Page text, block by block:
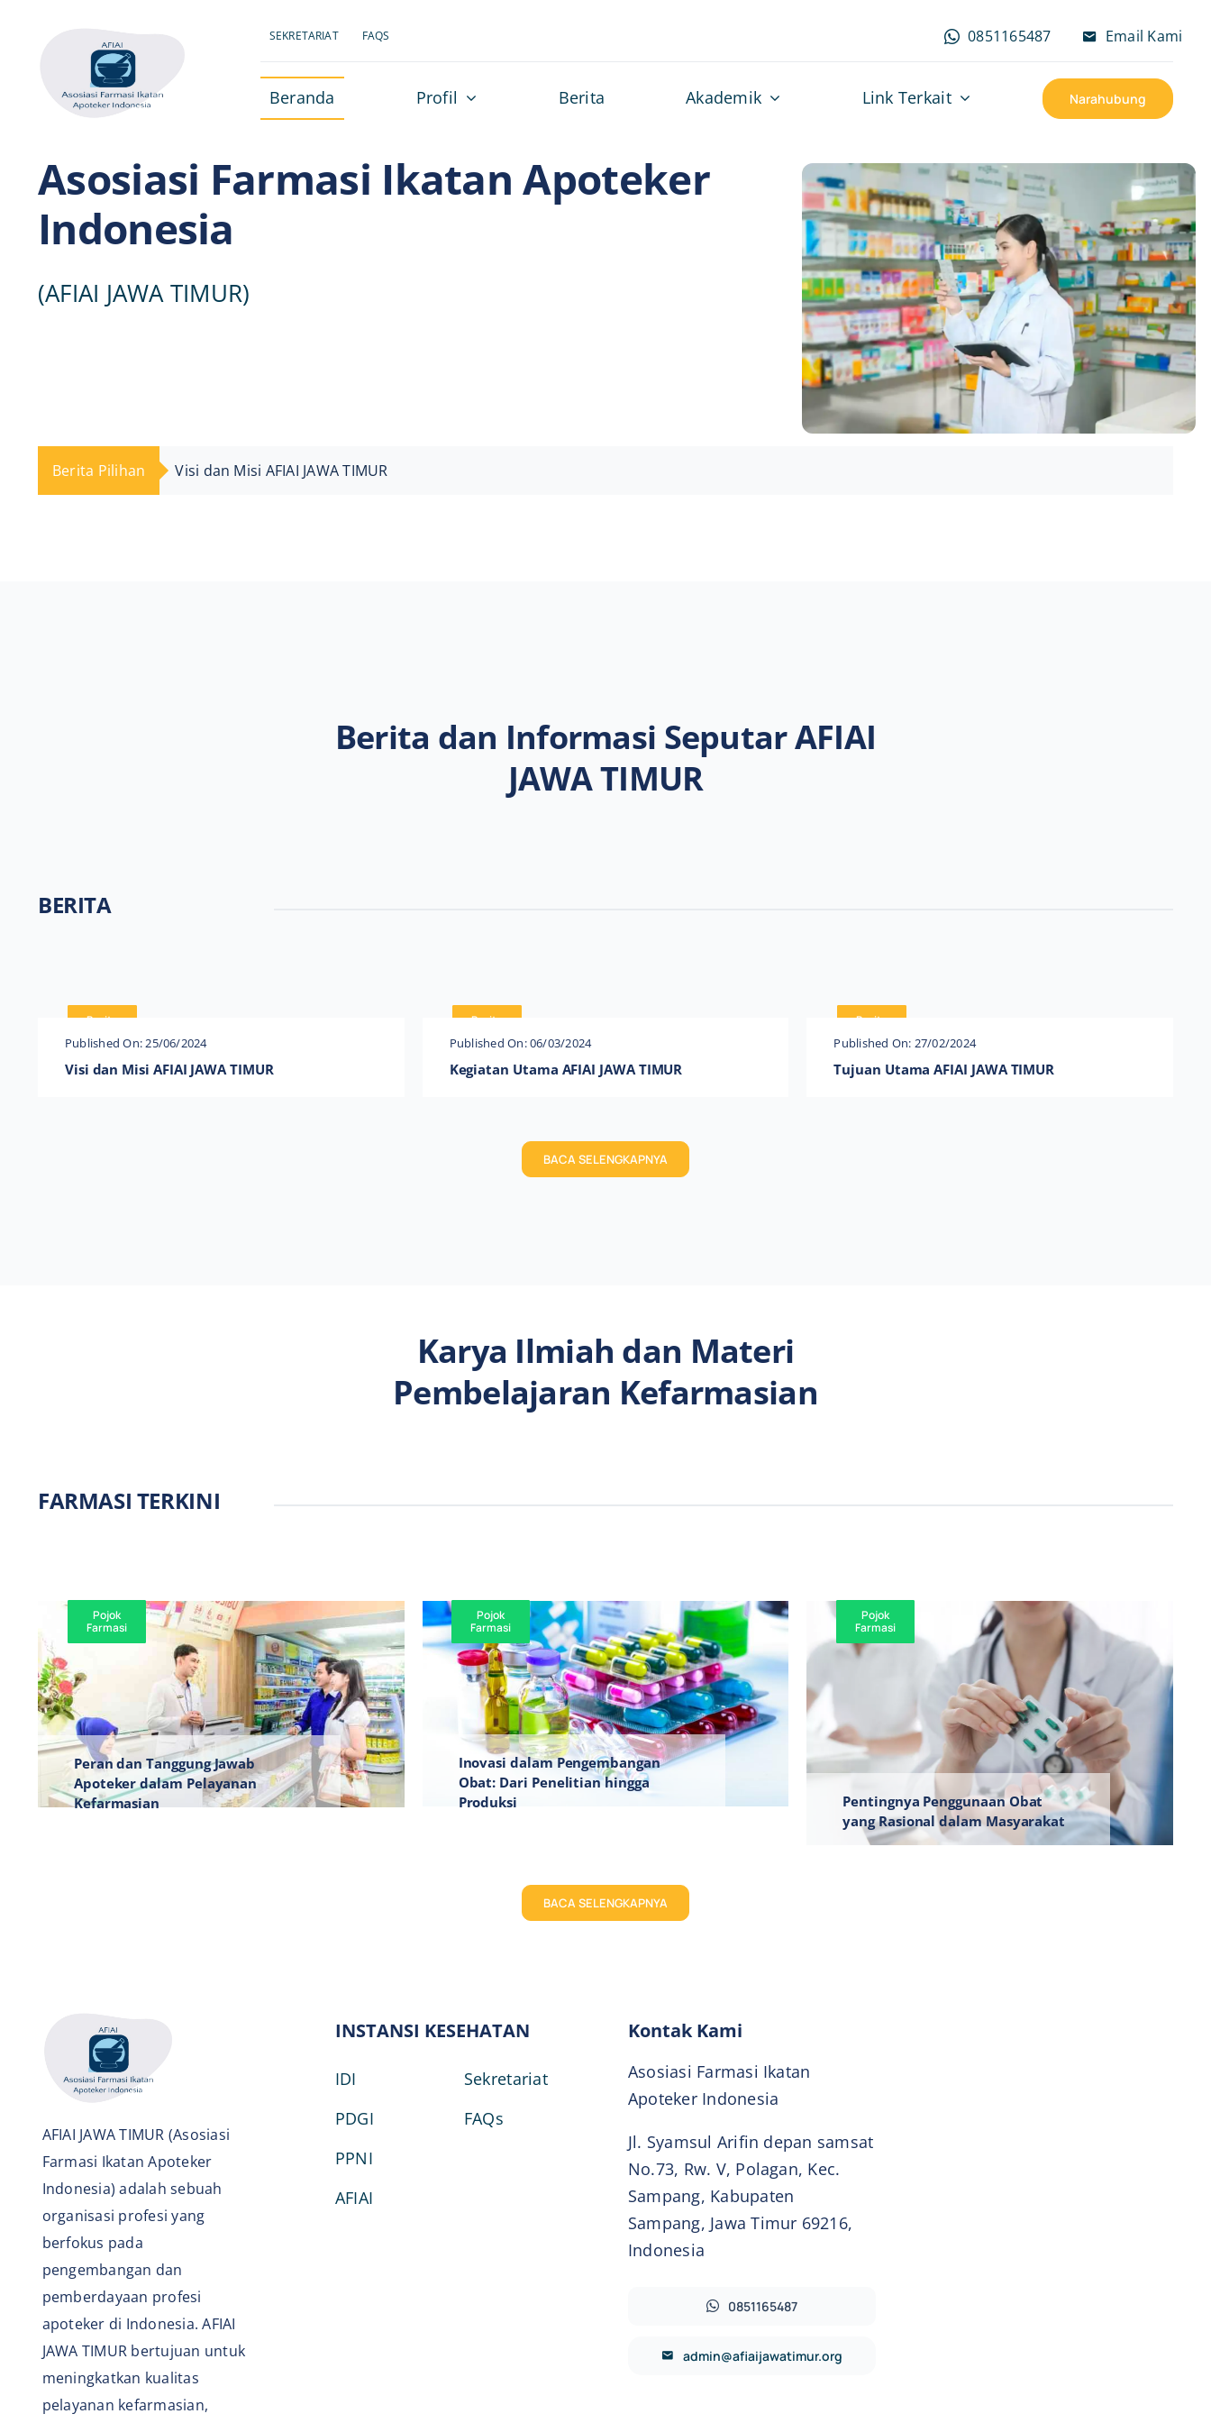
SEKRETARIAT FAQS 0851165487 Email Kami
Beranda Profil Berita Akademik Link Terkait Narahubung
Asosiasi Farmasi Ikatan Apoteker
Indonesia
(AFIAI JAWA TIMUR)
Berita Pilihan Kegiatan Utama AFIAI JAWA TIMUR

Berita dan Informasi Seputar AFIAI
JAWA TIMUR
BERITA
Berita
Published On: 25/06/2024
Visi dan Misi AFIAI JAWA TIMUR
Berita
Published On: 06/03/2024
Kegiatan Utama AFIAI JAWA TIMUR
Berita
Published On: 27/02/2024
Tujuan Utama AFIAI JAWA TIMUR
BACA SELENGKAPNYA
Karya Ilmiah dan Materi
Pembelajaran Kefarmasian
FARMASI TERKINI
Pojok
Farmasi
Peran dan Tanggung Jawab
Apoteker dalam Pelayanan
Kefarmasian
Pojok
Farmasi
Inovasi dalam Pengembangan
Obat: Dari Penelitian hingga
Produksi
Pojok
Farmasi
Pentingnya Penggunaan Obat
yang Rasional dalam Masyarakat
BACA SELENGKAPNYA
AFIAI JAWA TIMUR (Asosiasi
Farmasi Ikatan Apoteker
Indonesia) adalah sebuah
organisasi profesi yang
berfokus pada
pengembangan dan
pemberdayaan profesi
apoteker di Indonesia. AFIAI
JAWA TIMUR bertujuan untuk
meningkatkan kualitas
pelayanan kefarmasian,
INSTANSI KESEHATAN
IDI
PDGI
PPNI
AFIAI
Sekretariat
FAQs
Kontak Kami
Asosiasi Farmasi Ikatan
Apoteker Indonesia
Jl. Syamsul Arifin depan samsat
No.73, Rw. V, Polagan, Kec.
Sampang, Kabupaten
Sampang, Jawa Timur 69216,
Indonesia
0851165487
admin@afiaijawatimur.org